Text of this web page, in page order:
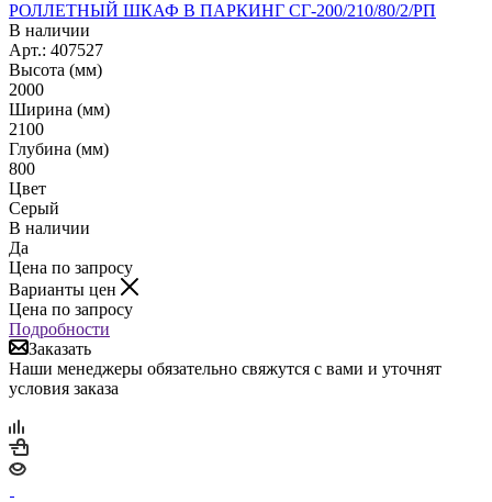
РОЛЛЕТНЫЙ ШКАФ В ПАРКИНГ СГ-200/210/80/2/РП
В наличии
Арт.: 407527
Высота (мм)
2000
Ширина (мм)
2100
Глубина (мм)
800
Цвет
Серый
В наличии
Да
Цена по запросу
Варианты цен
Цена по запросу
Подробности
Заказать
Наши менеджеры обязательно свяжутся с вами и уточнят
условия заказа